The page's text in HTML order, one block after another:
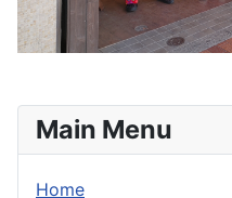
Main Menu
Home